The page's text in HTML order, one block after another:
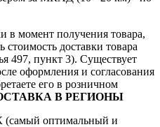
в момент получения товара,
стоимость доставки товара
497, пункт 3). Существует
оформления и согласования
его в розничном
В РЕГИОНЫ
(самый оптимальный и